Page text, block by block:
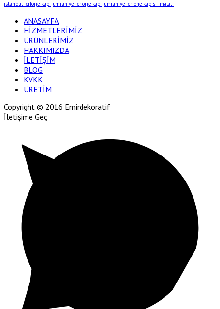
istanbul ferforje kapı ümraniye ferforje kapı ümraniye ferforje kapısı imalatı
ANASAYFA
HİZMETLERİMİZ
ÜRÜNLERİMİZ
HAKKIMIZDA
İLETİŞİM
BLOG
KVKK
ÜRETİM
Copyright © 2016 Emirdekoratif
İletişime Geç